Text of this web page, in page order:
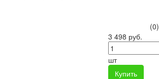
(0)
3 498 руб.
шт
Купить